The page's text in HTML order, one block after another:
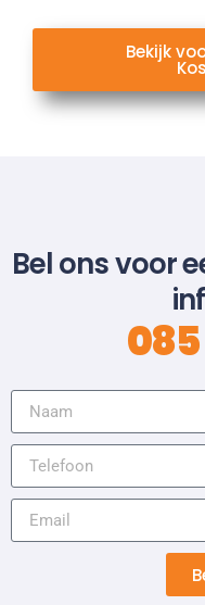
Bekijk
Bel ons voor
085